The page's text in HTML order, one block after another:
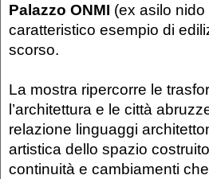
Palazzo ONMI (ex asilo
caratteristico esempio di
scorso.
La mostra ripercorre le
l’architettura e le città
relazione linguaggi
artistica dello spazio
continuità e cambiamenti